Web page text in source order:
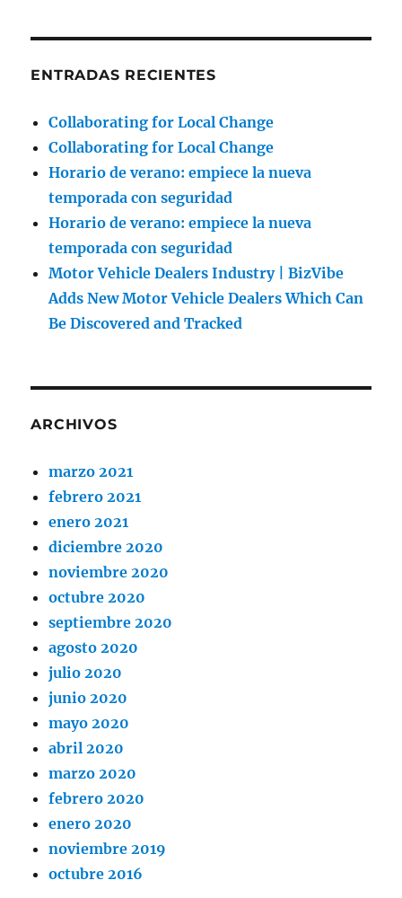
ENTRADAS RECIENTES
Collaborating for Local Change
Collaborating for Local Change
Horario de verano: empiece la nueva
temporada con seguridad
Horario de verano: empiece la nueva
temporada con seguridad
Motor Vehicle Dealers Industry | BizVibe
Adds New Motor Vehicle Dealers Which Can
Be Discovered and Tracked
ARCHIVOS
marzo 2021
febrero 2021
enero 2021
diciembre 2020
noviembre 2020
octubre 2020
septiembre 2020
agosto 2020
julio 2020
junio 2020
mayo 2020
abril 2020
marzo 2020
febrero 2020
enero 2020
noviembre 2019
octubre 2016